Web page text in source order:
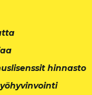
hinnasto